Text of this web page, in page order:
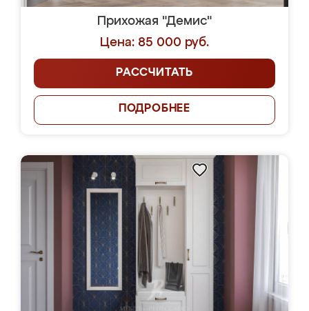
Прихожая "Демис"
Цена: 85 000 руб.
РАССЧИТАТЬ
ПОДРОБНЕЕ